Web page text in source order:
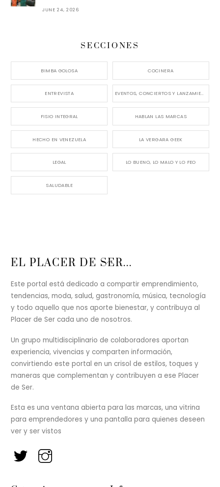
JUNE 24, 2026
SECCIONES
BIMBA GOLOSA COCINERA
ENTREVISTA EVENTOS, CONCIERTOS Y LANZAMIENTOS
FISIO INTEGRAL HABLAN LAS MARCAS
HECHO EN VENEZUELA LA VERGARA GEEK
LEGAL LO BUENO, LO MALO Y LO FEO
SALUDABLE
Back
Top
EL PLACER DE SER...
Este portal está dedicado a compartir emprendimiento,
tendencias, moda, salud, gastronomía, música, tecnología
y todo aquello que nos aporte bienestar, y contribuya al
Placer de Ser cada uno de nosotros.
Un grupo multidisciplinario de colaboradores aportan
experiencia, vivencias y comparten información,
convirtiendo este portal en un crisol de estilos, toques y
maneras que complementan y contribuyen a ese Placer
de Ser.
Esta es una ventana abierta para las marcas, una vitrina
para emprendedores y una pantalla para quienes deseen
ver y ser vistos